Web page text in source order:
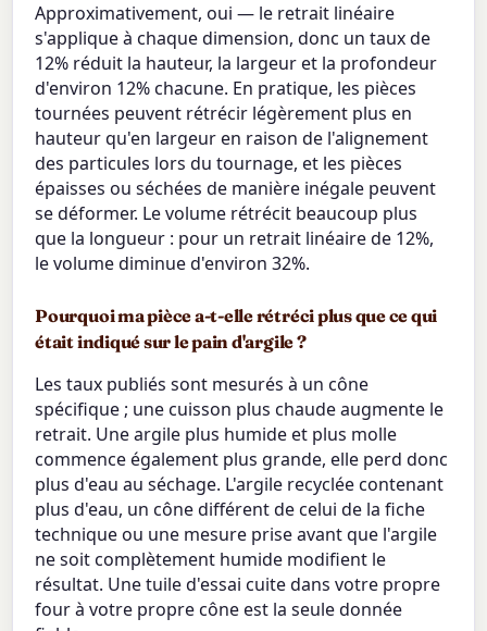
Approximativement, oui — le retrait linéaire
s'applique à chaque dimension, donc un taux de
12% réduit la hauteur, la largeur et la profondeur
d'environ 12% chacune. En pratique, les pièces
tournées peuvent rétrécir légèrement plus en
hauteur qu'en largeur en raison de l'alignement
des particules lors du tournage, et les pièces
épaisses ou séchées de manière inégale peuvent
se déformer. Le volume rétrécit beaucoup plus
que la longueur : pour un retrait linéaire de 12%,
le volume diminue d'environ 32%.
Pourquoi ma pièce a-t-elle rétréci plus que ce qui
était indiqué sur le pain d'argile ?
Les taux publiés sont mesurés à un cône
spécifique ; une cuisson plus chaude augmente le
retrait. Une argile plus humide et plus molle
commence également plus grande, elle perd donc
plus d'eau au séchage. L'argile recyclée contenant
plus d'eau, un cône différent de celui de la fiche
technique ou une mesure prise avant que l'argile
ne soit complètement humide modifient le
résultat. Une tuile d'essai cuite dans votre propre
four à votre propre cône est la seule donnée